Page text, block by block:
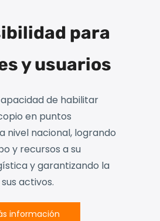
para
y usuarios
de habilitar
en puntos
a nivel nacional, logrando
y recursos a su
y garantizando la
activos.
información